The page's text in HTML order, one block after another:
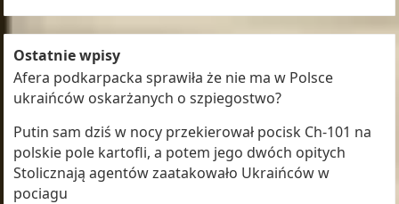
Ostatnie wpisy
Afera podkarpacka sprawiła że nie ma w Polsce
ukraińców oskarżanych o szpiegostwo?
Putin sam dziś w nocy przekierował pocisk Ch-101 na
polskie pole kartofli, a potem jego dwóch opitych
Stolicznają agentów zaatakowało Ukraińców w
pociagu